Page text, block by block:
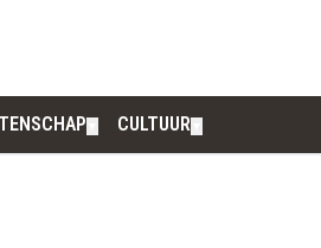
CULTUUR